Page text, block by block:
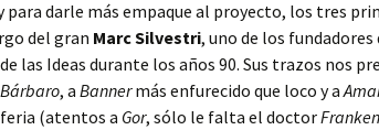
darle más empaque al proyecto, los tres
del gran Marc Silvestri, uno de los fundadores
las Ideas durante los años 90. Sus trazos nos
, a Bannermás enfurecido que loco y a
(atentos a Gor, sólo le falta el doctor